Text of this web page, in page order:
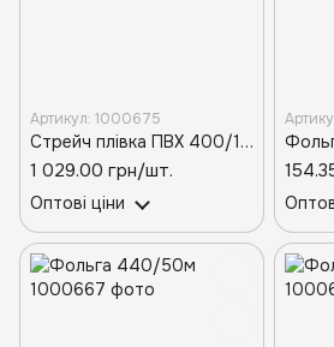
Артикул: 1000675
Стрейч плівка ПВХ 400/1000/8мкм
1 029.00 грн/шт.
Оптові ціни